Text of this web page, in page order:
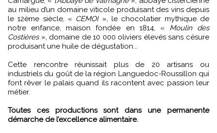
au milieu d’un domaine viticole produisant des vins depuis
le 12ème siècle, « CEMOI», le chocolatier mythique de
notre enfance, maison fondée en 1814, « Moulin des
Costières», domaine de 10 000 oliviers élevés sans césure
produisant une huile de dégustation...
Cette rencontre réunissait plus de 20 artisans ou
industriels du goût de la région Languedoc-Roussillon qui
font rêver le palais quand ils racontent avec passion leur
métier.
Toutes ces productions sont dans une permanente
démarche de l’excellence alimentaire.